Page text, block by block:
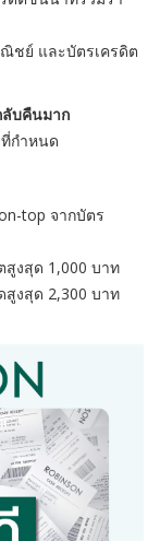
ชย์ และบัตรเครดิต
บคืนมาก
กำหนด
top จากบัตร
สูงสุด 1,000 บาท
สูงสุด 2,300 บาท